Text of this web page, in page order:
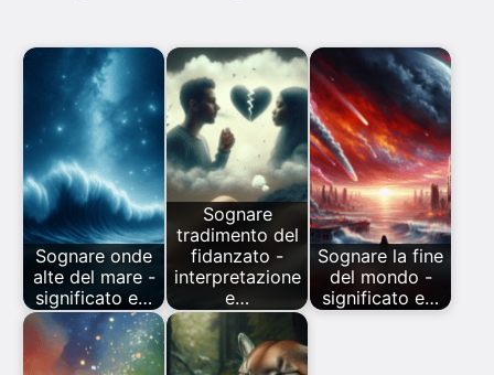
Sognare onde
alte del mare -
significato e…
Sognare
tradimento del
fidanzato -
interpretazione
e…
Sognare la fine
del mondo -
significato e…